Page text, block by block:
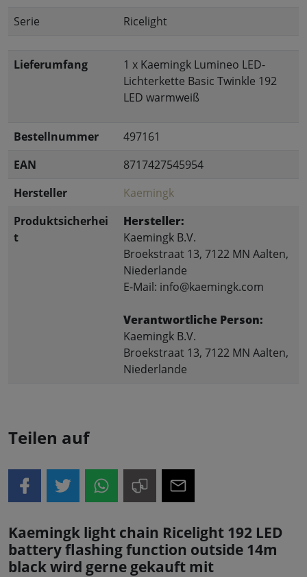
Serie
Ricelight
Lieferumfang
1 x Kaemingk Lumineo LED-
Lichterkette Basic Twinkle 192
LED warmweiß
Bestellnummer
497161
EAN
8717427545954
Hersteller
Kaemingk
Produktsicherhei
t
Hersteller:
Kaemingk B.V.
Broekstraat 13, 7122 MN Aalten,
Niederlande
E-Mail: info@kaemingk.com
Verantwortliche Person:
Kaemingk B.V.
Broekstraat 13, 7122 MN Aalten,
Niederlande
Teilen auf
Kaemingk light chain Ricelight 192 LED
battery flashing function outside 14m
black wird gerne gekauft mit